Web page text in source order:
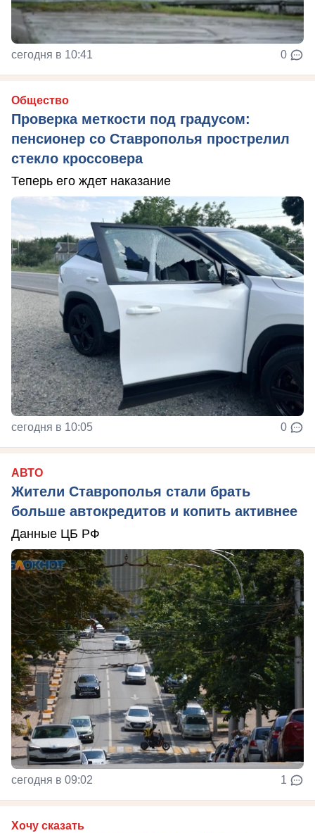
сегодня в 10:41 0
Общество
Проверка меткости под градусом:
пенсионер со Ставрополья прострелил
стекло кроссовера
Теперь его ждет наказание
сегодня в 10:05 0
АВТО
Жители Ставрополья стали брать
больше автокредитов и копить активнее
Данные ЦБ РФ
сегодня в 09:02 1
Хочу сказать